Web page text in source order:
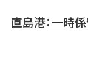
直島港：一時